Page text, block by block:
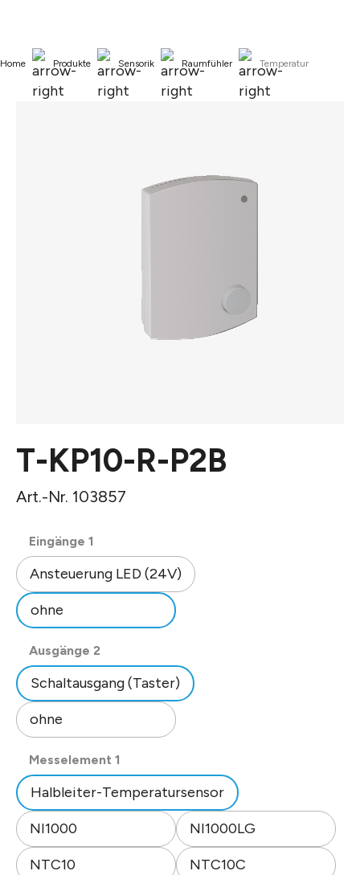
Home Produkte Sensorik Raumfühler Temperatur
T-KP10-R-P2B
Art.-Nr. 103857
Eingänge 1
Ansteuerung LED (24V)
ohne
Ausgänge 2
Schaltausgang (Taster)
ohne
Messelement 1
Halbleiter-Temperatursensor
NI1000 NI1000LG
NTC10 NTC10C